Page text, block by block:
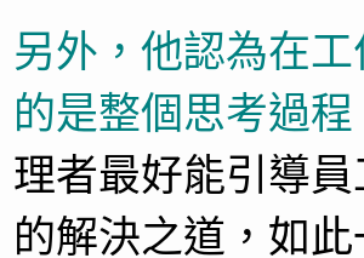
另外，他認為在
的是整個思考過程
理者最好能引導
的解決之道，如